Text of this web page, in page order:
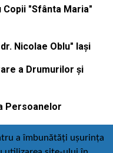
"Sfânta Maria"
Nicolae Oblu" Iași
a Drumurilor și
Persoanelor
a îmbunătăți ușurința